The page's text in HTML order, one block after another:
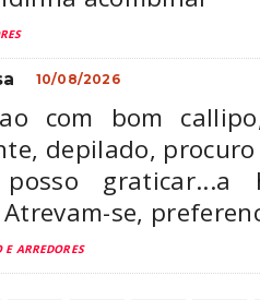
10/08/2026
com bom
depilado,
graticar...a
se,
E ARREDORES